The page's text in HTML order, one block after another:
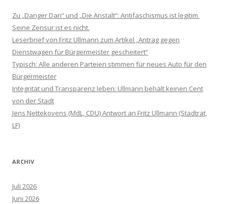
Zu „Danger Dan“ und „Die Anstalt“: Antifaschismus ist legitim.
Seine Zensur ist es nicht.
Leserbrief von Fritz Ullmann zum Artikel „Antrag gegen
Dienstwagen für Bürgermeister gescheitert“
Typisch: Alle anderen Parteien stimmen für neues Auto für den
Bürgermeister
Integrität und Transparenz leben: Ullmann behält keinen Cent
von der Stadt
Jens Nettekovens (MdL, CDU) Antwort an Fritz Ullmann (Stadtrat,
LF)
ARCHIV
Juli 2026
Juni 2026